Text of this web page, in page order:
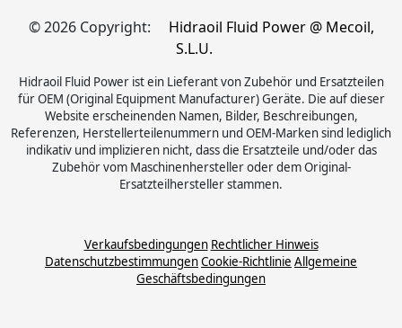
© 2026 Copyright:
Hidraoil Fluid Power @ Mecoil,
S.L.U.
Hidraoil Fluid Power ist ein Lieferant von Zubehör und Ersatzteilen
für OEM (Original Equipment Manufacturer) Geräte. Die auf dieser
Website erscheinenden Namen, Bilder, Beschreibungen,
Referenzen, Herstellerteilenummern und OEM-Marken sind lediglich
indikativ und implizieren nicht, dass die Ersatzteile und/oder das
Zubehör vom Maschinenhersteller oder dem Original-
Ersatzteilhersteller stammen.
Verkaufsbedingungen Rechtlicher Hinweis
DatenschutzbestimmungenCookie-Richtlinie Allgemeine
Geschäftsbedingungen